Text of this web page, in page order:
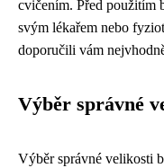
cvičením. Před použitím
svým lékařem nebo
doporučili vám
Výběr správné
Výběr správné velikosti